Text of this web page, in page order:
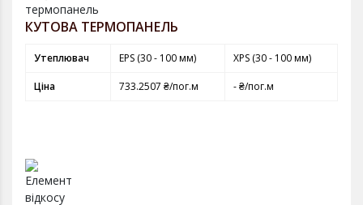
КУТОВА ТЕРМОПАНЕЛЬ
Утеплювач EPS (30 - 100 мм) XPS (30 - 100 мм)
Ціна 733.2507 ₴/пог.м - ₴/пог.м